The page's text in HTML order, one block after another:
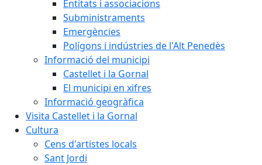
Entitats i associacions
Subministraments
Emergències
Polígons i indústries de l'Alt Penedès
Informació del municipi
Castellet i la Gornal
El municipi en xifres
Informació geogràfica
Visita Castellet i la Gornal
Cultura
Cens d'artistes locals
Sant Jordi